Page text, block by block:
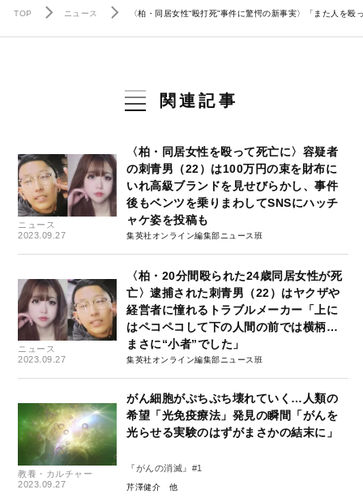
TOP ニュース 〈柏・同居女性“殴打死”事件に驚愕の新事実〉「また人を
関連記事
ニュース
2023.09.27
〈柏・同居女性を殴って死亡に〉容疑者
の刺青男（22）は100万円の束を財布に
いれ高級ブランドを見せびらかし、事件
後もベンツを乗りまわしてSNSにハッチ
ャケ姿を投稿も
集英社オンライン編集部ニュース班
ニュース
2023.09.27
〈柏・20分間殴られた24歳同居女性が死
亡〉逮捕された刺青男（22）はヤクザや
経営者に憧れるトラブルメーカー「上に
はペコペコして下の人間の前では横柄…
まさに“小者”でした」
集英社オンライン編集部ニュース班
教養・カルチャー
2023.09.27
がん細胞がぷちぷち壊れていく…人類の
希望「光免疫療法」発見の瞬間「がんを
光らせる実験のはずがまさかの結末に」
『がんの消滅』#1
芹澤健介